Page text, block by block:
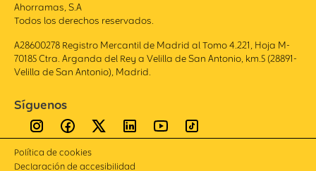
Ahorramas, S.A
Todos los derechos reservados.
A28600278 Registro Mercantil de Madrid al Tomo 4.221, Hoja M-
70185 Ctra. Arganda del Rey a Velilla de San Antonio, km.5 (28891-
Velilla de San Antonio), Madrid.
Síguenos
Política de cookies
Declaración de accesibilidad